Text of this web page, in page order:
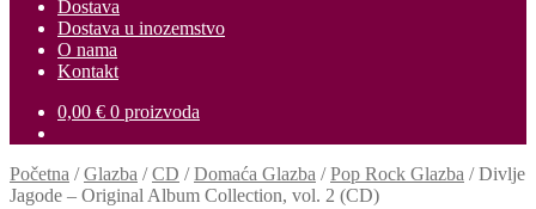
Dostava
Dostava u inozemstvo
O nama
Kontakt
0,00 € 0 proizvoda
Početna /Glazba /CD /Domaća Glazba /Pop Rock Glazba /Divlje
Jagode – Original Album Collection, vol. 2 (CD)